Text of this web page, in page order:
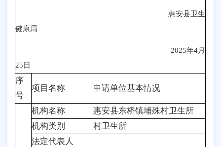
惠安县卫生
健康局
2025年4月
25日
序
号
项目名称 申请单位基本情况
机构名称
惠安县东桥镇埔殊村卫生所
机构类别
村卫生所
法定代表人